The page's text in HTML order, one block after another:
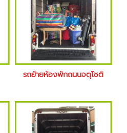
รถย้ายห้องพักถนนจตุโชติ